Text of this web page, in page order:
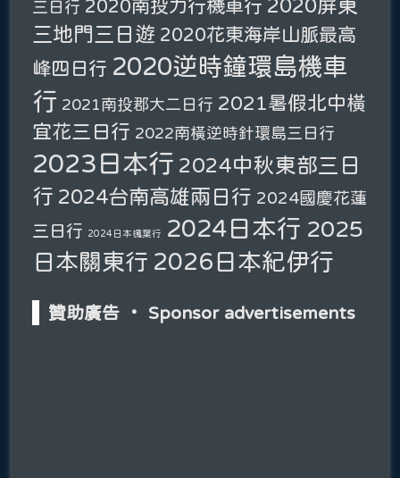
三日行 2020南投力行機車行 2020屏東
三地門三日遊 2020花東海岸山脈最高
峰四日行 2020逆時鐘環島機車
行 2021南投郡大二日行 2021暑假北中橫
宜花三日行 2022南橫逆時針環島三日行
2023日本行 2024中秋東部三日
行 2024台南高雄兩日行 2024國慶花蓮
三日行 2024日本楓葉行 2024日本行 2025
日本關東行 2026日本紀伊行
贊助廣告 ‧ Sponsor advertisements